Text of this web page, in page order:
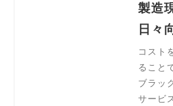
製造
日々
コスト
ること
ブラッ
サービ